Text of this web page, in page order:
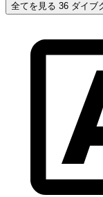
全てを見る 36 ダイブ